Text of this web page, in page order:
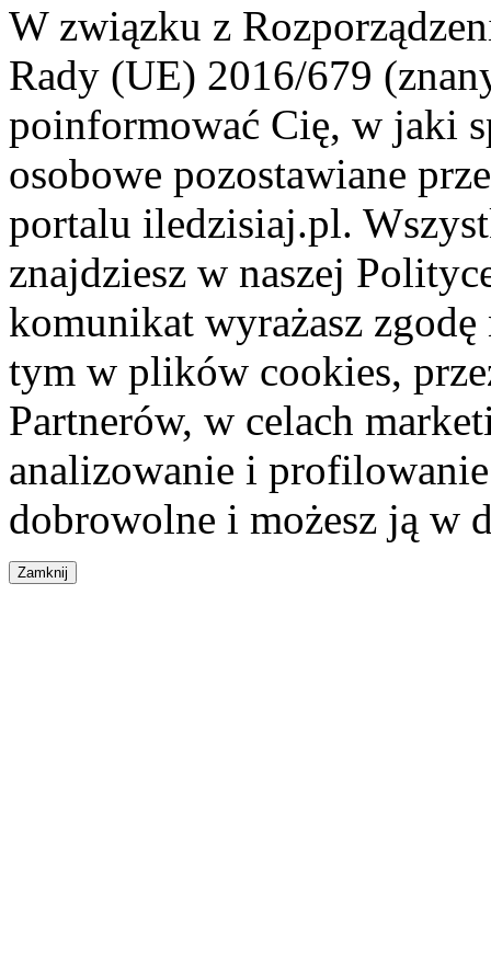
W związku z
Rady (UE) 2016/679
poinformować Cię, w jaki
osobowe pozostawiane
portalu iledzisiaj.pl.
znajdziesz w naszej
komunikat wyrażasz
tym w plików cookies,
Partnerów, w celach
analizowanie i
dobrowolne i możesz ją w